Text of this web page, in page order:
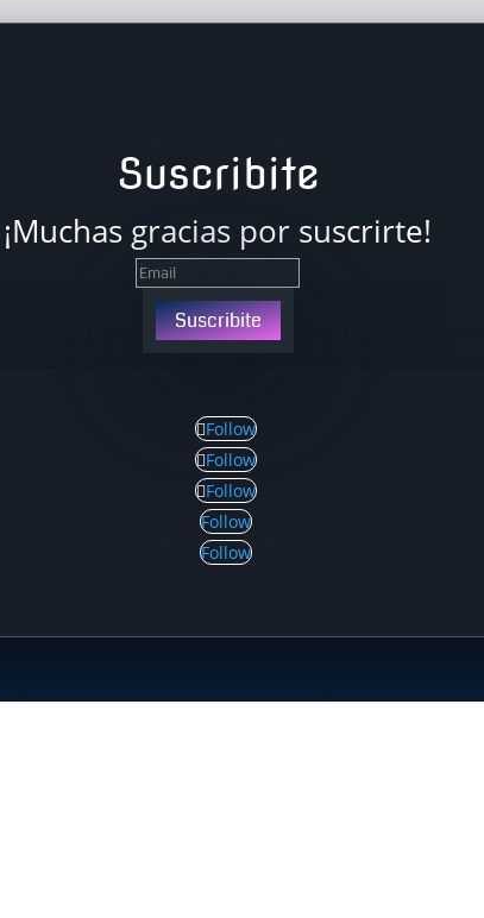
Suscribite
¡Muchas gracias por suscrirte!
Suscribite
Follow
Follow
Follow
Follow
Follow